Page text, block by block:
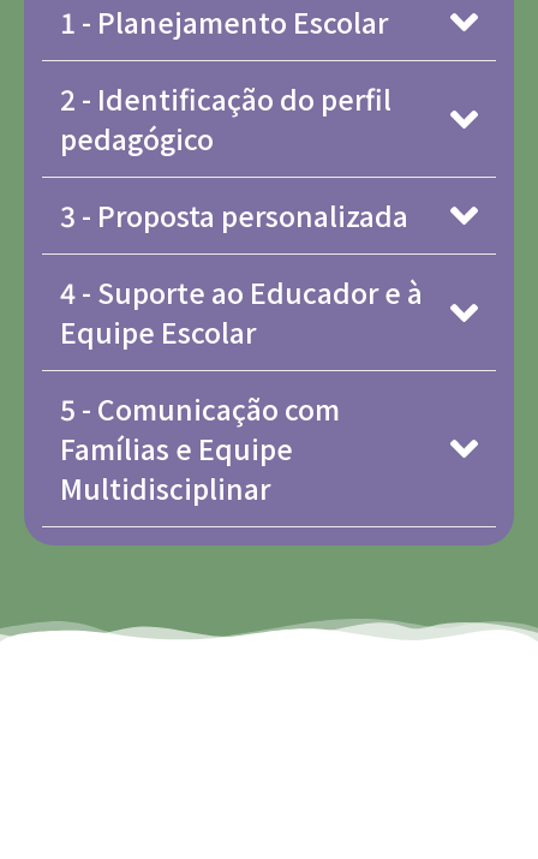
1 - Planejamento Escolar
2 - Identificação do perfil
pedagógico
3 - Proposta personalizada
4 - Suporte ao Educador e à
Equipe Escolar
5 - Comunicação com
Famílias e Equipe
Multidisciplinar